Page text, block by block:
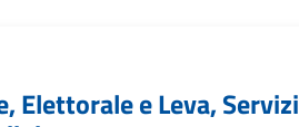
Elettorale e Leva, Servizi